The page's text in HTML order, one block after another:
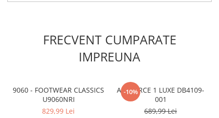
FRECVENT CUMPARATE
IMPREUNA
9060 - FOOTWEAR CLASSICS
U9060NRI
829,99 Lei
-10%
AIR FORCE 1 LUXE DB4109-
001
689,99 Lei